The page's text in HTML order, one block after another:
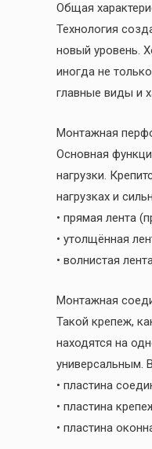
Общая
Технология
новый уровень.
иногда не
главные виды и
Монтажная
Основная
нагрузки.
нагрузках и
• прямая лента
• утолщённая
• волнистая
Монтажная
Такой крепеж,
находятся на
универсальным.
• пластина
• пластина
• пластина